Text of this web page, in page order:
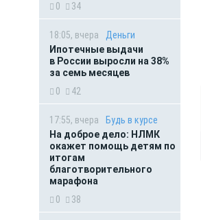
0
34
18:05, вчера
Деньги
Ипотечные выдачи
в России выросли на 38%
за семь месяцев
0
42
17:55, вчера
Будь в курсе
На доброе дело: НЛМК
окажет помощь детям по
итогам
благотворительного
марафона
0
38